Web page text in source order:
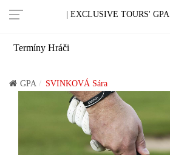
| EXCLUSIVE TOURS' GPA |
Termíny Hráči
GPA SVINKOVÁ Sára